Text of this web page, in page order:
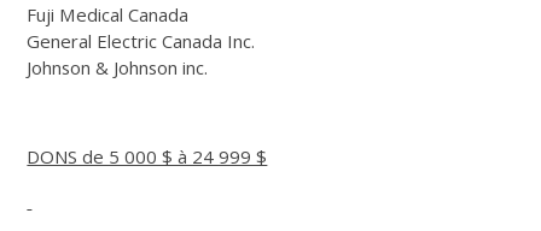
Fuji Medical Canada
General Electric Canada Inc.
Johnson & Johnson inc.
DONS de 5 000 $ à 24 999 $